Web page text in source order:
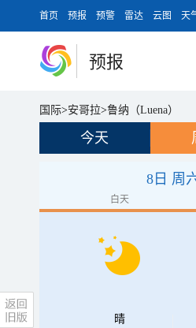
首页 预报 预警 雷达 云图 天
预报
国际>安哥拉>鲁纳（Luena）
今天
8日 周
白天
晴